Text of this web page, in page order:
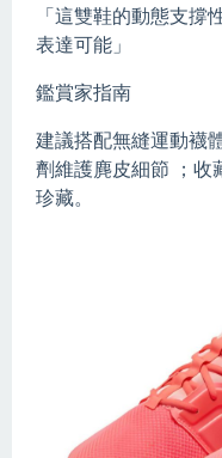
「這雙鞋的動態支撐
表達可能」
鑑賞家指南
建議搭配無縫運動襪
劑維護麂皮細節 ；收
珍藏。